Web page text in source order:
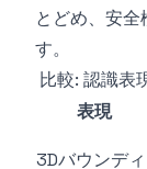
とどめ、安
す。
比較: 認識表
表現
3Dバウンディ